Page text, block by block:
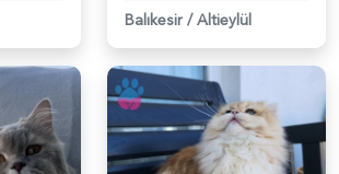
Balıkesir / Altieylül